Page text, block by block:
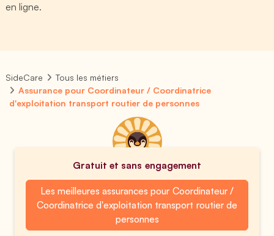
en ligne.
SideCare
Tous les métiers
Assurance pour Coordinateur / Coordinatrice
d'exploitation transport routier de personnes
Gratuit et sans engagement
Les meilleures assurances pour Coordinateur /
Coordinatrice d'exploitation transport routier de
personnes